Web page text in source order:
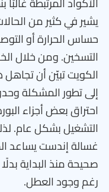
يشير في كثير من
حساس الحرارة أو
التسخين. ومن خلال
الكويت تبيّن أن
إلى تطور المشكلة
احتراق بعض أجزاء
غسالة إندست يساعد
صحيحة منذ البداية
رغم وجود العطل.